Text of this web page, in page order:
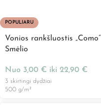
POPULIARU
Vonios rankšluostis „Como”
Smėlio
Nuo 3,00 € iki 22,90 €
3 skirtingi dydžiai
500 g/m²